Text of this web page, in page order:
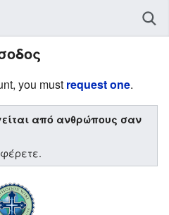
you must request one.
από ανθρώπους σαν